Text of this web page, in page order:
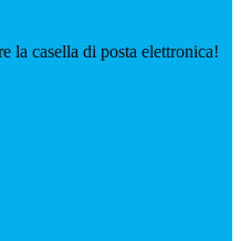
la casella di posta elettronica!